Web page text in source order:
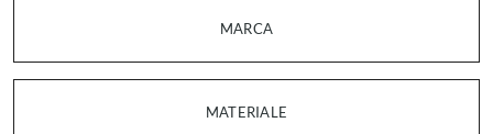
MARCA
MATERIALE